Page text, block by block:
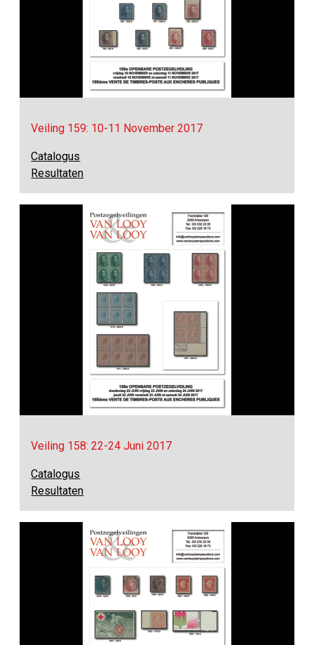
Veiling 159: 10-11 November 2017
Catalogus
Resultaten
Veiling 158: 22-24 Juni 2017
Catalogus
Resultaten